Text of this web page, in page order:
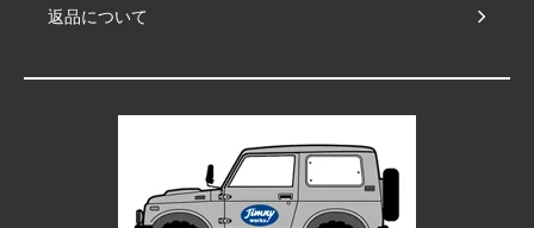
返品について